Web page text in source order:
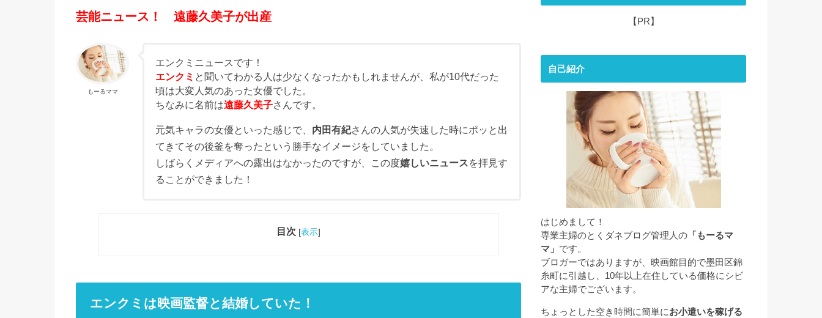
芸能ニュース！ 遠藤久美子が出産
もーるママ
エンクミニュースです！
エンクミ と聞いてわかる人は少なくなったかもしれませんが、私が10代だった
頃は大変人気のあった女優でした。
ちなみに名前は遠藤久美子さんです。
元気キャラの女優といった感じで、 内田有紀さんの人気が失速した時にポッと出
てきてその後釜を奪ったという勝手なイメージをしていました。
しばらくメディアへの露出はなかったのですが、この度嬉しいニュースを拝見す
ることができました！
目次 [表示]
エンクミは映画監督と結婚していた！
【PR】
自己紹介
はじめまして！
専業主婦のとくダネブログ管理人の 「もーるマ
マ」 です。
ブロガーではありますが、映画館目的で墨田区錦
糸町に引越し、10年以上在住している価格にシビ
アな主婦でございます。
ちょっとした空き時間に簡単にお小遣いを稼げる